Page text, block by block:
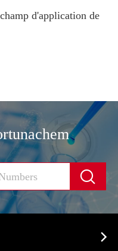
d'application de

